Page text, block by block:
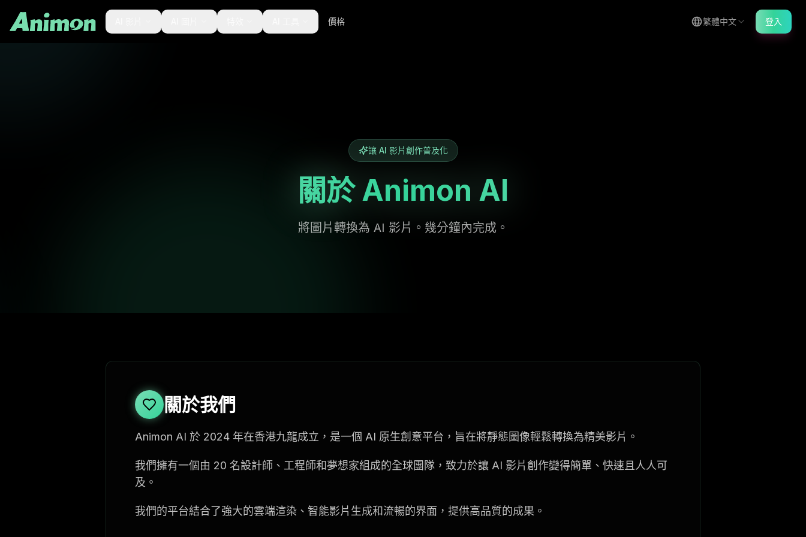
價格 繁體中文 登入
讓 AI 影片創作普及化
關於 Animon AI
將圖片轉換為 AI 影片。幾分鐘內完成。
關於我們
Animon AI 於 2024 年在香港九龍成立，是一個 AI 原生創意平台，旨在將靜態圖像輕鬆轉換為精美影片。
我們擁有一個由 20 名設計師、工程師和夢想家組成的全球團隊，致力於讓 AI 影片創作變得簡單、快速且人人可
及。
我們的平台結合了強大的雲端渲染、智能影片生成和流暢的界面，提供高品質的成果。